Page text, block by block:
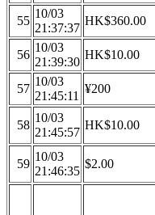
55
10/03
21:37:37
HK$360.00
56
10/03
21:39:30
HK$10.00
57
10/03
21:45:11
¥200
58
10/03
21:45:57
HK$10.00
59
10/03
21:46:35
$2.00